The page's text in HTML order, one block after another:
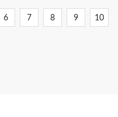
6 7 8 9 10